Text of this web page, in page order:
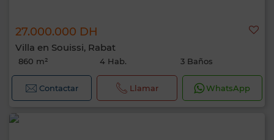
27.000.000 DH
Villa en Souissi, Rabat
860 m² 4 Hab. 3 Baños
Contactar Llamar WhatsApp